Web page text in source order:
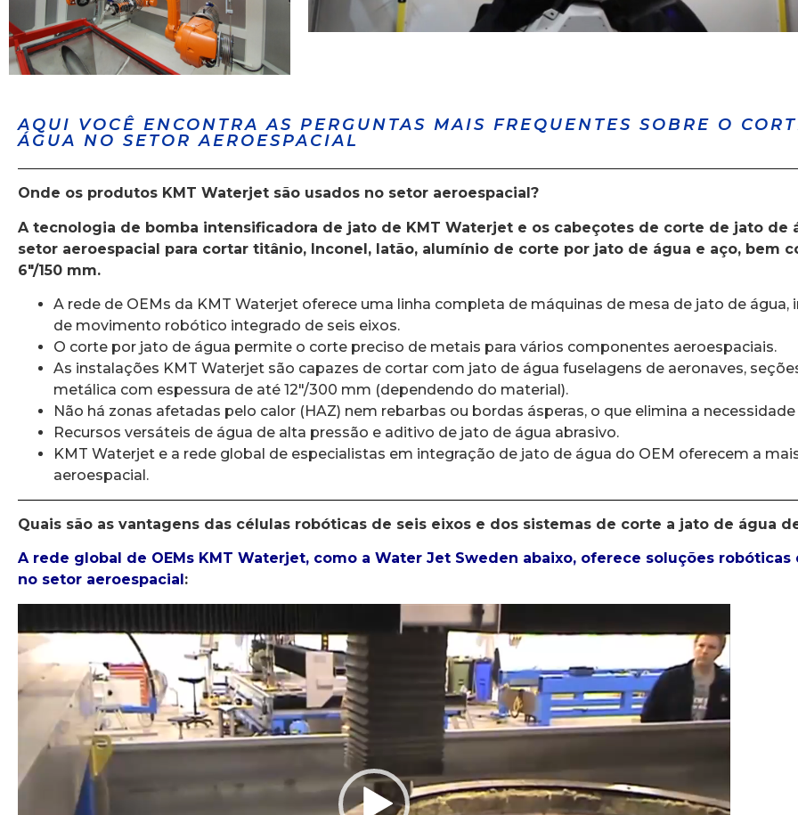
AQUI VOCÊ ENCONTRA AS PERGUNTAS MAIS FREQUENTES SOBRE O
ÁGUA NO SETOR AEROESPACIAL
Onde os produtos KMT Waterjet são usados no setor aeroespacial?
A tecnologia de bomba intensificadora de jato de KMT Waterjet e os cabeçotes de corte de jato
setor aeroespacial para cortar titânio, Inconel, latão, alumínio de corte por jato de água e aço, bem
6″/150 mm.
A rede de OEMs da KMT Waterjet oferece uma linha completa de máquinas de mesa de jato de
de movimento robótico integrado de seis eixos.
O corte por jato de água permite o corte preciso de metais para vários componentes aeroespaciais.
As instalações KMT Waterjet são capazes de cortar com jato de água fuselagens de aeronaves,
metálica com espessura de até 12″/300 mm (dependendo do material).
Não há zonas afetadas pelo calor (HAZ) nem rebarbas ou bordas ásperas, o que elimina a
Recursos versáteis de água de alta pressão e aditivo de jato de água abrasivo.
KMT Waterjet e a rede global de especialistas em integração de jato de água do OEM oferecem a
aeroespacial.
Quais são as vantagens das células robóticas de seis eixos e dos sistemas de corte a jato de água
A rede global de OEMs KMT Waterjet, como a Water Jet Sweden abaixo, oferece soluções
no setor aeroespacial :
de
vídeo